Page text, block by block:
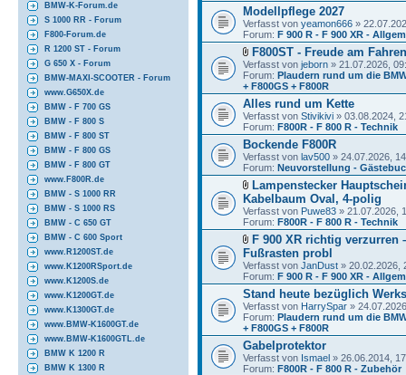
BMW-K-Forum.de
S 1000 RR - Forum
F800-Forum.de
R 1200 ST - Forum
G 650 X - Forum
BMW-MAXI-SCOOTER - Forum
www.G650X.de
BMW - F 700 GS
BMW - F 800 S
BMW - F 800 ST
BMW - F 800 GS
BMW - F 800 GT
www.F800R.de
BMW - S 1000 RR
BMW - S 1000 RS
BMW - C 650 GT
BMW - C 600 Sport
www.R1200ST.de
www.K1200RSport.de
www.K1200S.de
www.K1200GT.de
www.K1300GT.de
www.BMW-K1600GT.de
www.BMW-K1600GTL.de
BMW K 1200 R
BMW K 1300 R
Modellpflege 2027
Verfasst von yeamon666 »
Forum: F 900 R - F 900 XR -
F800ST - Freude am Fahren
Verfasst von jeborn » 21.07.2026,
Forum: Plaudern rund um die
+ F800GS + F800R
Alles rund um Kette
Verfasst von Stivikivi » 03.08.2024,
Forum: F800R - F 800 R - Technik
Bockende F800R
Verfasst von lav500 » 24.07.2026,
Forum: Neuvorstellung -
Lampenstecker
Kabelbaum Oval, 4-polig
Verfasst von Puwe83 » 21.07.2026,
Forum: F800R - F 800 R - Technik
F 900 XR richtig verzurren
Fußrasten probl
Verfasst von JanDust » 20.02.2026,
Forum: F 900 R - F 900 XR -
Stand heute bezüglich
Verfasst von HarrySpar »
Forum: Plaudern rund um die
+ F800GS + F800R
Gabelprotektor
Verfasst von Ismael » 26.06.2014,
Forum: F800R - F 800 R - Zubehör